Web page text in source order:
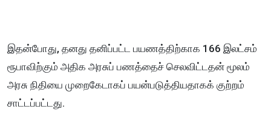
இதன்போது, தனது தனிப்பட்ட பயணத்திற்காக 166 இலட்சம்
ரூபாவிற்கும் அதிக அரசுப் பணத்தைச் செலவிட்டதன் மூலம்
அரசு நிதியை முறைகேடாகப் பயன்படுத்தியதாகக் குற்றம்
சாட்டப்பட்டது.